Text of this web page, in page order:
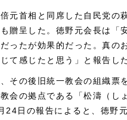
元首相と同席した自民党の
贈呈した。徳野元会長は「
ったが効果的だった。真の
て感じたと思う」と報告した
その後旧統一教会の組織票
会の拠点である「松濤（し
24日の報告によると、徳野